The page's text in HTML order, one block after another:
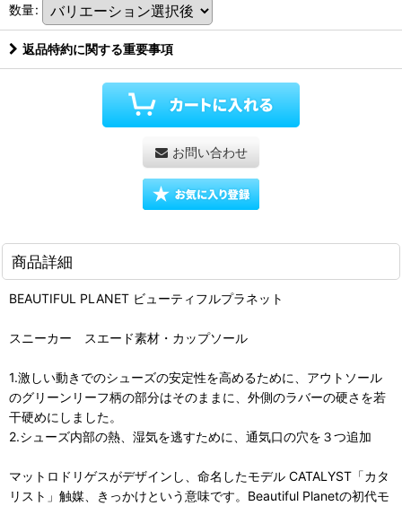
数量:
返品特約に関する重要事項
お問い合わせ
商品詳細
BEAUTIFUL PLANET ビューティフルプラネット
スニーカー スエード素材・カップソール
1.激しい動きでのシューズの安定性を高めるために、アウトソール
のグリーンリーフ柄の部分はそのままに、外側のラバーの硬さを若
干硬めにしました。
2.シューズ内部の熱、湿気を逃すために、通気口の穴を３つ追加
マットロドリゲスがデザインし、命名したモデル CATALYST「カタ
リスト」触媒、きっかけという意味です。Beautiful Planetの初代モ